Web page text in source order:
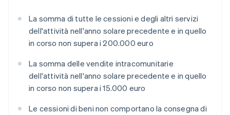
La somma di tutte le cessioni e degli altri servizi
dell'attività nell'anno solare precedente e in quello
in corso non supera i 200.000 euro
La somma delle vendite intracomunitarie
dell'attività nell'anno solare precedente e in quello
in corso non supera i 15.000 euro
Le cessioni di beni non comportano la consegna di